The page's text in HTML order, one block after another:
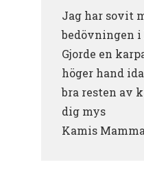
Jag har sovit
bedövningen i
Gjorde en
höger hand
bra resten av
dig mys
Kamis